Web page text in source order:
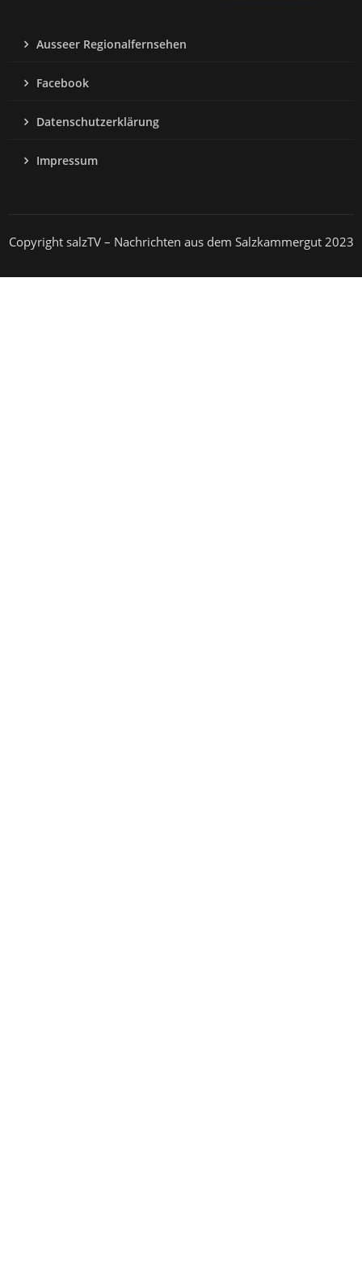
Ausseer Regionalfernsehen
Facebook
Datenschutzerklärung
Impressum
Copyright salzTV – Nachrichten aus dem Salzkammergut 2023